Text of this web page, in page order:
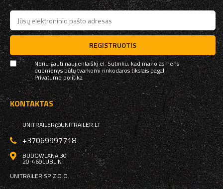
REGISTRUOTIS
Noriu gauti naujienlaiškį el. Sutinku, kad mano asmens
duomenys būtų tvarkomi rinkodaros tikslais pagal
Privatumo politika
KONTAKTAS
UNITRAILER@UNITRAILER.LT
+37069997718
BUDOWLANA 30
20-469LUBLIN
UNITRAILER SP. Z O.O.